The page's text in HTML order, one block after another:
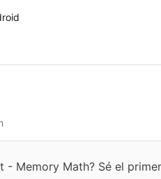
- Memory Math? Sé el